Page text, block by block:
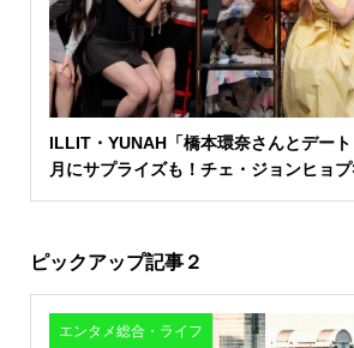
ILLIT・YUNAH「橋本環奈さんとデー
月にサプライズも！チェ・ジョンヒョ
ピックアップ記事２
エンタメ総合・ライフ